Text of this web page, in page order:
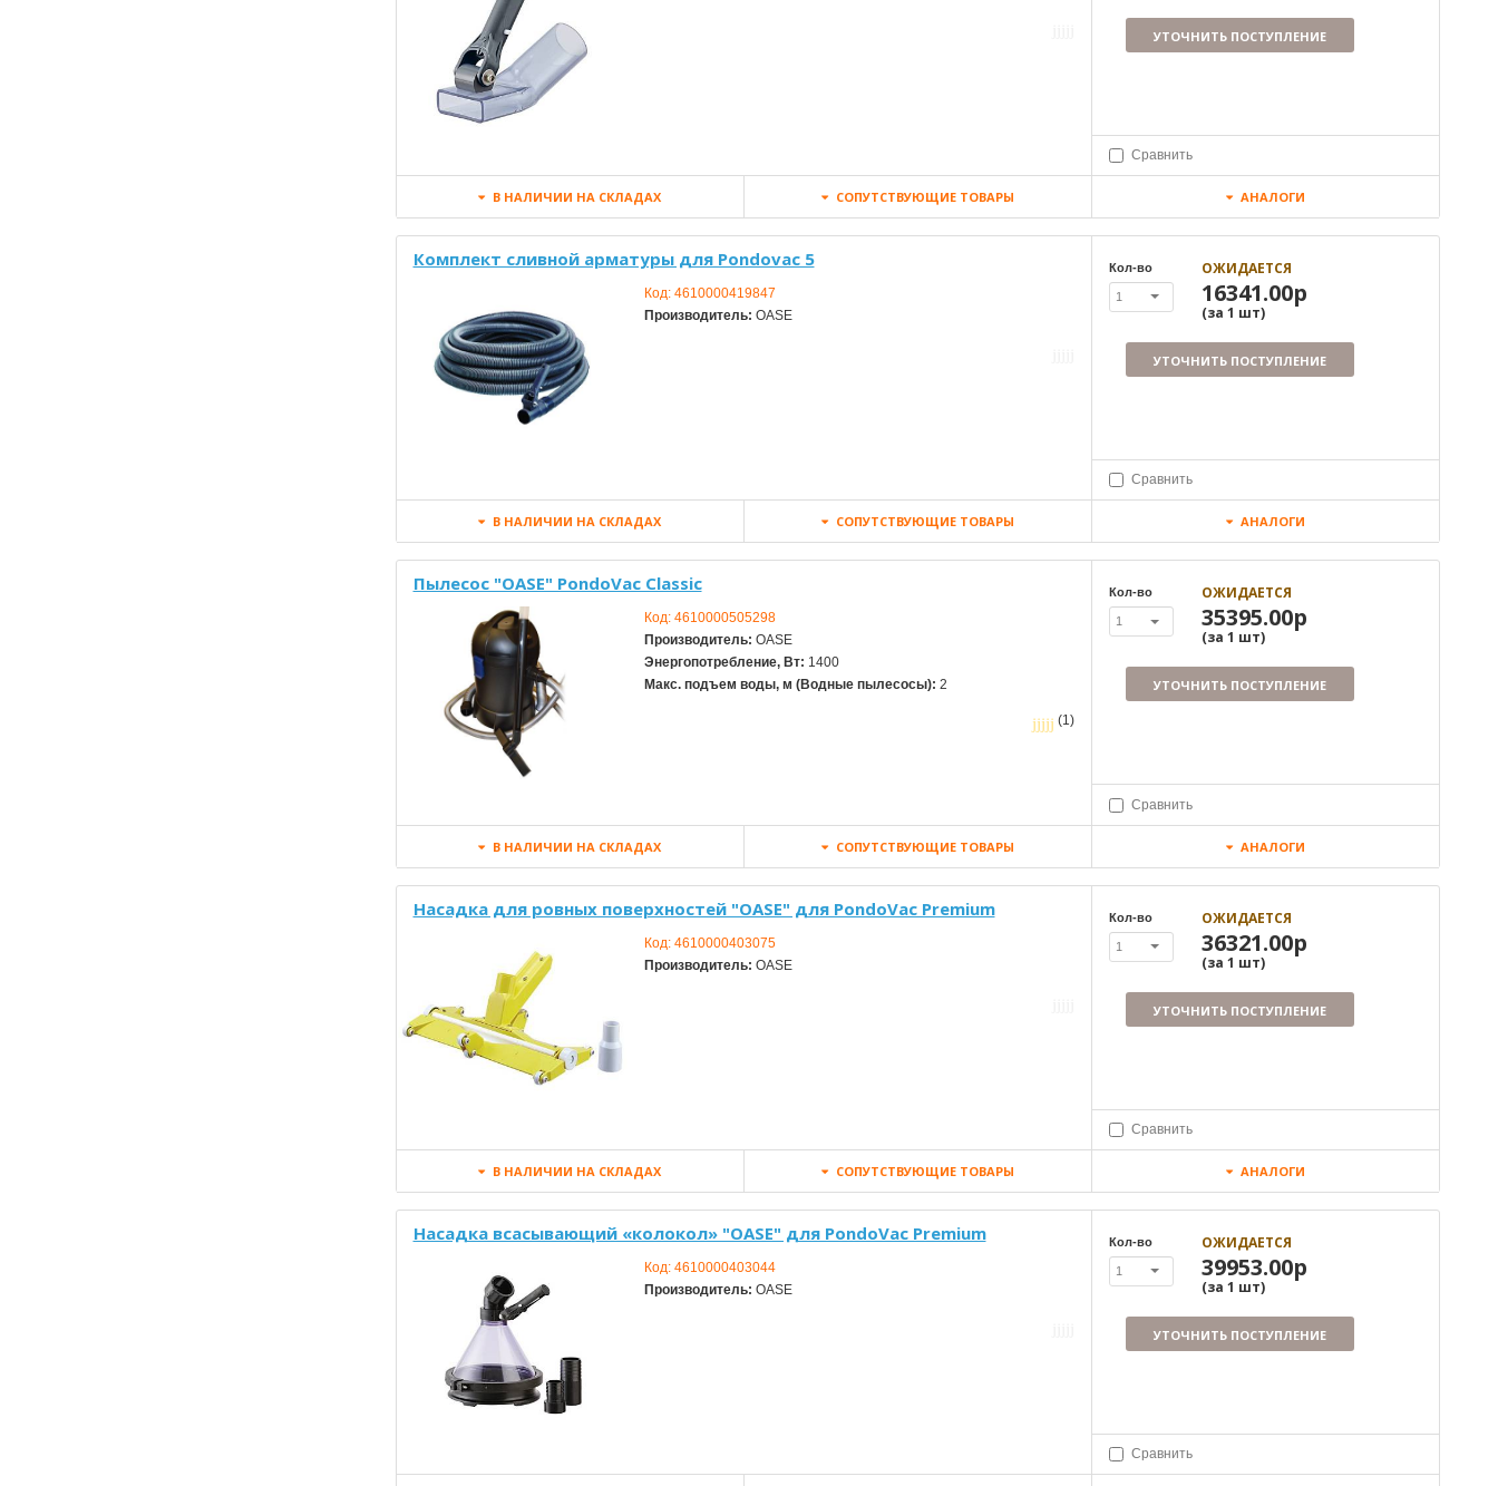
УТОЧНИТЬ ПОСТУПЛЕНИЕ
Сравнить
В НАЛИЧИИ НА СКЛАДАХ СОПУТСТВУЮЩИЕ ТОВАРЫ АНАЛОГИ
Комплект сливной арматуры для Pondovac 5
Код:4610000419847
Производитель: OASE
Кол-во
1
ОЖИДАЕТСЯ
16341.00р
(за 1 шт)
УТОЧНИТЬ ПОСТУПЛЕНИЕ
Сравнить
В НАЛИЧИИ НА СКЛАДАХ СОПУТСТВУЮЩИЕ ТОВАРЫ АНАЛОГИ
Пылесос "OASE" PondоVac Classic
Код:4610000505298
Производитель: OASE
Энергопотребление, Вт: 1400
Макс. подъем воды, м (Водные пылесосы): 2
(1)
Кол-во
1
ОЖИДАЕТСЯ
35395.00р
(за 1 шт)
УТОЧНИТЬ ПОСТУПЛЕНИЕ
Сравнить
В НАЛИЧИИ НА СКЛАДАХ СОПУТСТВУЮЩИЕ ТОВАРЫ АНАЛОГИ
Насадка для ровных поверхностей "OASE" для PondoVac Premium
Код:4610000403075
Производитель: OASE
Кол-во
1
ОЖИДАЕТСЯ
36321.00р
(за 1 шт)
УТОЧНИТЬ ПОСТУПЛЕНИЕ
Сравнить
В НАЛИЧИИ НА СКЛАДАХ СОПУТСТВУЮЩИЕ ТОВАРЫ АНАЛОГИ
Насадка всасывающий «колокол» "OASE" для PondoVac Premium
Код:4610000403044
Производитель: OASE
Кол-во
1
ОЖИДАЕТСЯ
39953.00р
(за 1 шт)
УТОЧНИТЬ ПОСТУПЛЕНИЕ
Сравнить